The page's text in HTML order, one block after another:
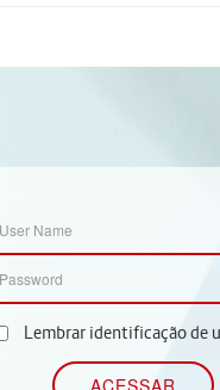
Lembrar identificação de